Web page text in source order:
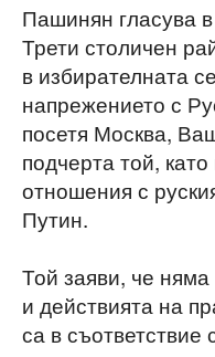
Пашинян гласува
Трети столичен
в избирателната
напрежението с
посетя Москва,
подчерта той,
отношения с
Путин.
Той заяви, че
и действията на
са в съответствие